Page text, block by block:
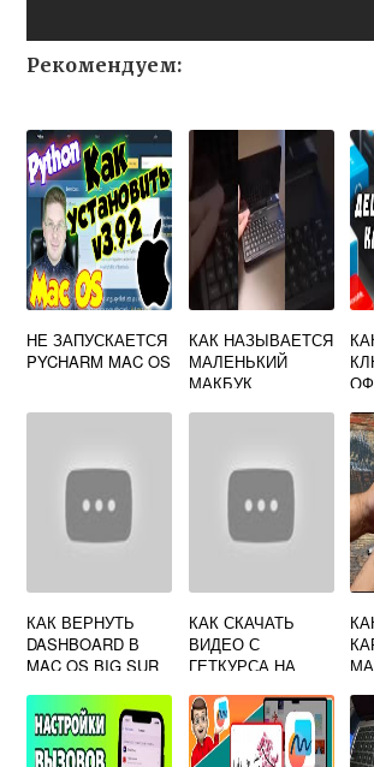
Рекомендуем:
НЕ ЗАПУСКАЕТСЯ
PYCHARM MAC OS
КАК НАЗЫВАЕТСЯ
МАЛЕНЬКИЙ
МАКБУК
КАК ВЕРНУТЬ
DASHBOARD В
MAC OS BIG SUR
КАК СКАЧАТЬ
ВИДЕО С
ГЕТКУРСА НА